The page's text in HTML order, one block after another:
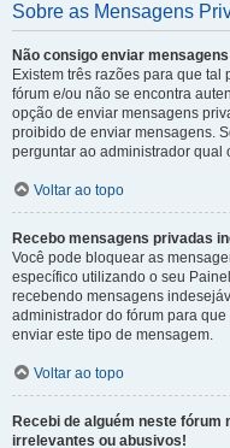
Sobre as Mensagens
Não consigo enviar
Existem três razões para que
fórum e/ou não se encontra
opção de enviar mensagens
proibido de enviar mensagens.
perguntar ao administrador qual
Voltar ao topo
Recebo mensagens privadas
Você pode bloquear as
específico utilizando o seu
recebendo mensagens
administrador do fórum para
enviar este tipo de mensagem.
Voltar ao topo
Recebi de alguém neste
irrelevantes ou abusivos!